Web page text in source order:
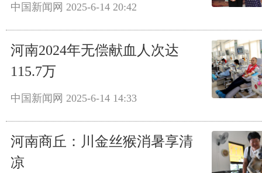
中国新闻网 2025-6-14 20:42
河南2024年无偿献血人次达
115.7万
中国新闻网 2025-6-14 14:33
河南商丘：川金丝猴消暑享清
凉